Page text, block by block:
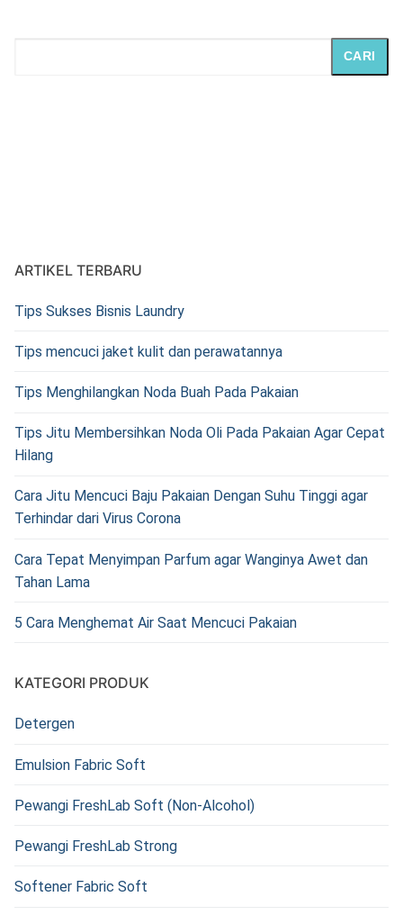
CARI
ARTIKEL TERBARU
Tips Sukses Bisnis Laundry
Tips mencuci jaket kulit dan perawatannya
Tips Menghilangkan Noda Buah Pada Pakaian
Tips Jitu Membersihkan Noda Oli Pada Pakaian Agar Cepat
Hilang
Cara Jitu Mencuci Baju Pakaian Dengan Suhu Tinggi agar
Terhindar dari Virus Corona
Cara Tepat Menyimpan Parfum agar Wanginya Awet dan
Tahan Lama
5 Cara Menghemat Air Saat Mencuci Pakaian
KATEGORI PRODUK
Detergen
Emulsion Fabric Soft
Pewangi FreshLab Soft (Non-Alcohol)
Pewangi FreshLab Strong
Softener Fabric Soft